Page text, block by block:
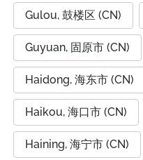
Gulou, 鼓楼区 (CN)
Guyuan, 固原市 (CN)
Haidong, 海东市 (CN)
Haikou, 海口市 (CN)
Haining, 海宁市 (CN)